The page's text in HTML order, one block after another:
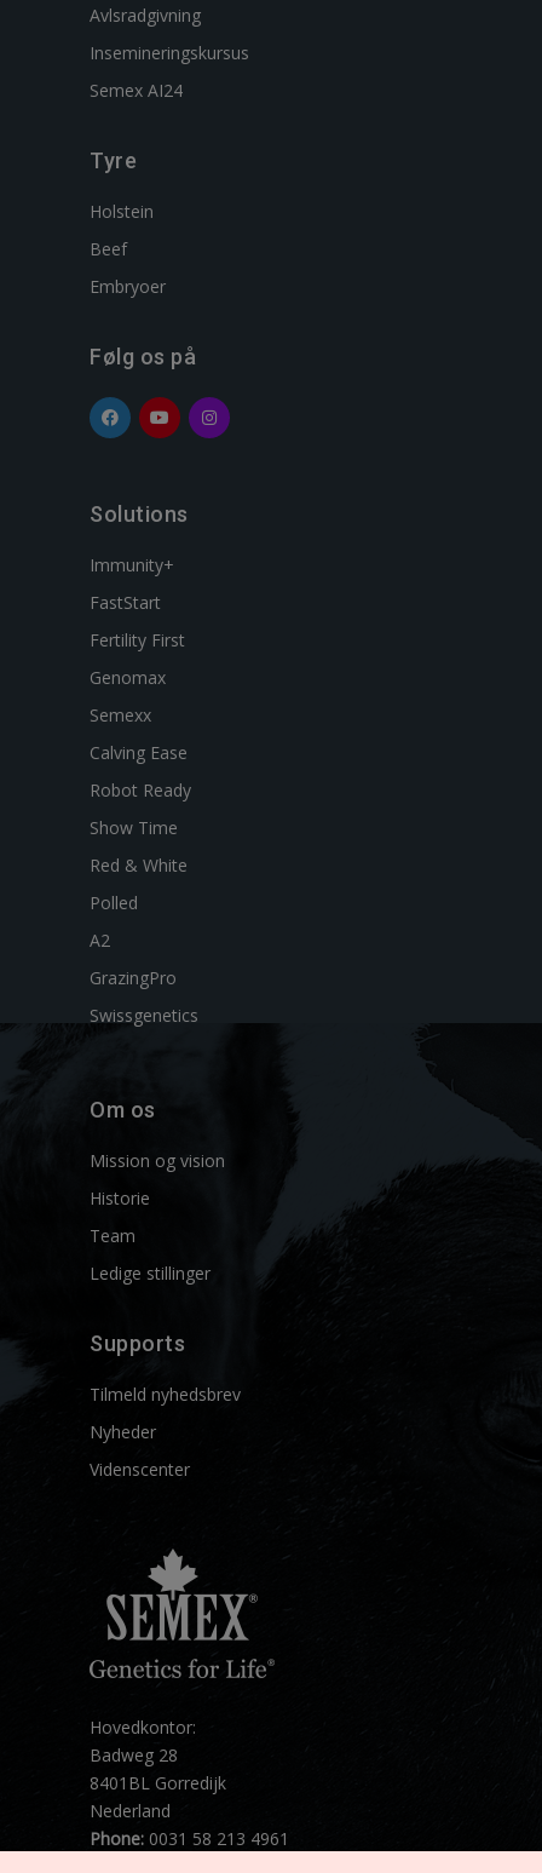
Avlsradgivning
Insemineringskursus
Semex AI24
Tyre
Holstein
Beef
Embryoer
Følg os på
Solutions
Immunity+
FastStart
Fertility First
Genomax
Semexx
Calving Ease
Robot Ready
Show Time
Red & White
Polled
A2
GrazingPro
Swissgenetics
Om os
Mission og vision
Historie
Team
Ledige stillinger
Supports
Tilmeld nyhedsbrev
Nyheder
Videnscenter
Hovedkontor:
Badweg 28
8401BL Gorredijk
Nederland
Phone: 0031 58 213 4961